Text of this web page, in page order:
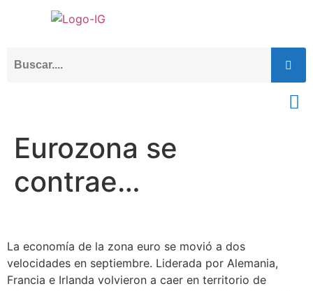
Eurozona se
contrae…
La economía de la zona euro se movió a dos
velocidades en septiembre. Liderada por Alemania,
Francia e Irlanda volvieron a caer en territorio de